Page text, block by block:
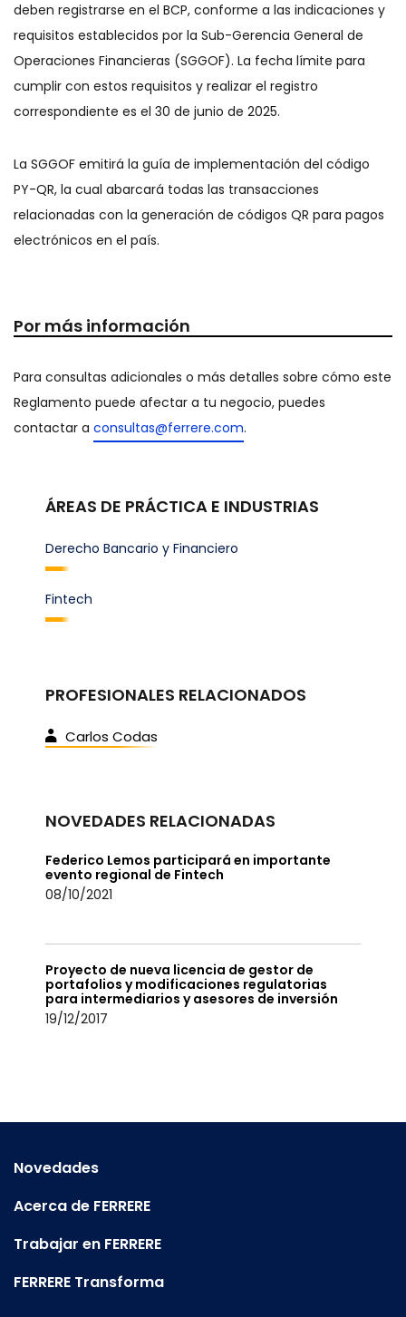
deben registrarse en el BCP, conforme a las indicaciones y
requisitos establecidos por la Sub-Gerencia General de
Operaciones Financieras (SGGOF). La fecha límite para
cumplir con estos requisitos y realizar el registro
correspondiente es el 30 de junio de 2025.
La SGGOF emitirá la guía de implementación del código
PY-QR, la cual abarcará todas las transacciones
relacionadas con la generación de códigos QR para pagos
electrónicos en el país.
Por más información
Para consultas adicionales o más detalles sobre cómo este
Reglamento puede afectar a tu negocio, puedes
contactar a consultas@ferrere.com.
ÁREAS DE PRÁCTICA E INDUSTRIAS
Derecho Bancario y Financiero
Fintech
PROFESIONALES RELACIONADOS
Carlos Codas
NOVEDADES RELACIONADAS
Federico Lemos participará en importante
evento regional de Fintech
08/10/2021
Proyecto de nueva licencia de gestor de
portafolios y modificaciones regulatorias
para intermediarios y asesores de inversión
19/12/2017
Novedades
Acerca de FERRERE
Trabajar en FERRERE
FERRERE Transforma